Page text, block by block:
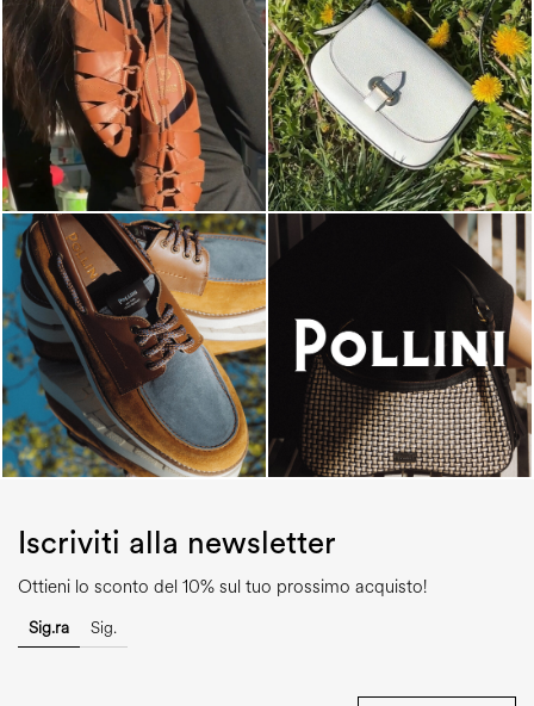
Iscriviti alla newsletter
Ottieni lo sconto del 10% sul tuo prossimo acquisto!
Sig.ra Sig.